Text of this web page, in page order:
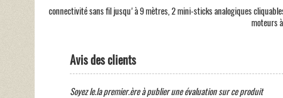
connectivité sans fil jusqu'à 9 mètres, 2 mini-sticks analogiques
moteurs
Avis des clients
Soyez le.la premier.ère à publier une évaluation sur ce produit